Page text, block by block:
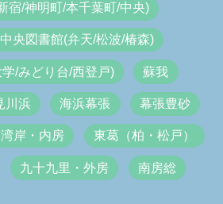
宿/神明町/本千葉町/中央)
央図書館(弁天/松波/椿森)
/みどり台/西登戸) 蘇我
川浜 海浜幕張 幕張豊砂
岸・内房 東葛（柏・松戸）
九十九里・外房 南房総